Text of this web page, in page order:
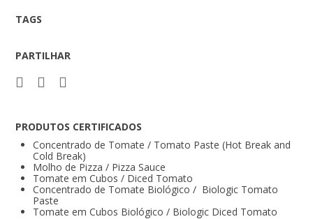
TAGS
PARTILHAR
PRODUTOS CERTIFICADOS
Concentrado de Tomate / Tomato Paste (Hot Break and
Cold Break)
Molho de Pizza / Pizza Sauce
Tomate em Cubos / Diced Tomato
Concentrado de Tomate Biológico / Biologic Tomato
Paste
Tomate em Cubos Biológico / Biologic Diced Tomato